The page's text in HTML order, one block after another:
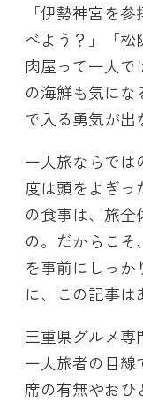
「伊勢神宮を
べよう？」「
肉屋って一人
の海鮮も気にな
で入る勇気が出
一人旅ならでは
度は頭をよぎ
の食事は、旅全
の。だからこ
を事前にしっか
に、この記事は
三重県グルメ専
一人旅者の目線
席の有無やお